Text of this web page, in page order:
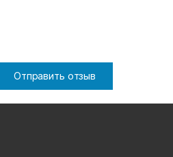
Отправить отзыв